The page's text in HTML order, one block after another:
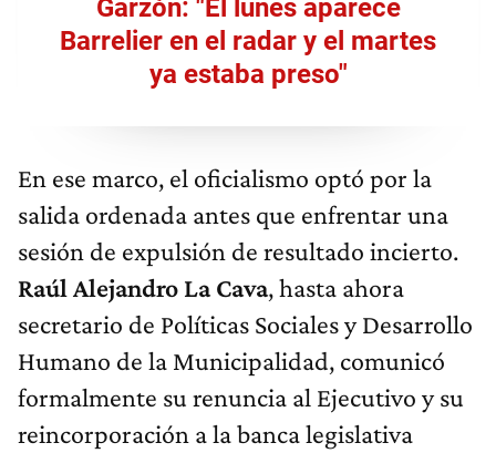
Garzón: "El lunes aparece
Barrelier en el radar y el martes
ya estaba preso"
En ese marco, el oficialismo optó por la
salida ordenada antes que enfrentar una
sesión de expulsión de resultado incierto.
Raúl Alejandro La Cava, hasta ahora
secretario de Políticas Sociales y Desarrollo
Humano de la Municipalidad, comunicó
formalmente su renuncia al Ejecutivo y su
reincorporación a la banca legislativa